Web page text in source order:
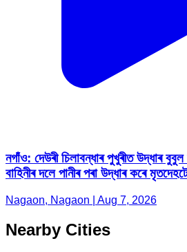
নগাঁও: দেউৰী চিলাবন্ধাৰ পুখুৰীত উদ্ধাৰ
বাহিনীৰ দলে পানীৰ পৰা উদ্ধাৰ কৰে
Nagaon, Nagaon | Aug 7, 2026
Nearby Cities